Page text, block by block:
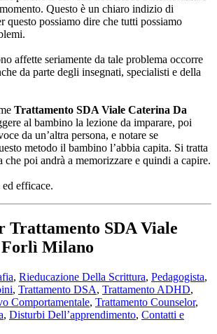
Questo è un chiaro indizio di
possiamo dire che tutti possiamo
affette seriamente da tale problema occorre
da parte degli insegnati, specialisti e della
Trattamento SDA Viale Caterina Da
al bambino la lezione da imparare, poi
da un’altra persona, e notare se
metodo il bambino l’abbia capita. Si tratta
che poi andrà a memorizzare e quindi a capire.
efficace.
SDA Viale
Forlì Milano
, Rieducazione Della Scrittura, Pedagogista,
, Trattamento DSA, Trattamento ADHD,
Comportamentale, Trattamento Counselor,
, Disturbi Dell’apprendimento, Contatti e